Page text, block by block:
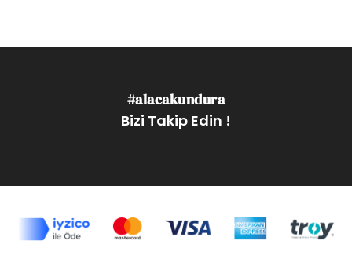
#alacakundura
Bizi Takip Edin !